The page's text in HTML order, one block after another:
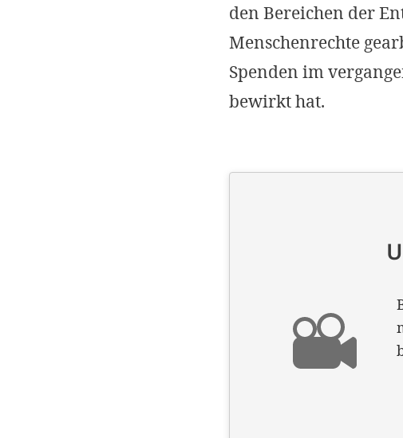
den Bereichen der
Menschenrechte
Spenden im
bewirkt hat.